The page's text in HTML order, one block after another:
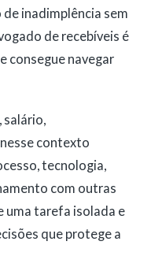
inadimplência sem
de recebíveis é
consegue navegar
salário,
contexto
tecnologia,
com outras
uma tarefa isolada e
que protege a